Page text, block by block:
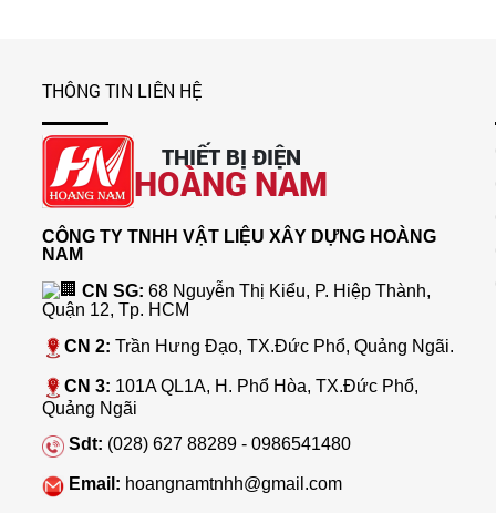
THÔNG TIN LIÊN HỆ
THIẾT BỊ ĐIỆN
HOÀNG NAM
CÔNG TY TNHH VẬT LIỆU XÂY DỰNG HOÀNG
NAM
CN SG: 68 Nguyễn Thị Kiểu, P. Hiệp Thành,
Quận 12, Tp. HCM
CN 2: Trần Hưng Đạo, TX.Đức Phổ, Quảng Ngãi.
CN 3: 101A QL1A, H. Phổ Hòa, TX.Đức Phổ,
Quảng Ngãi
Sdt: (028) 627 88289 - 0986541480
Email: hoangnamtnhh@gmail.com